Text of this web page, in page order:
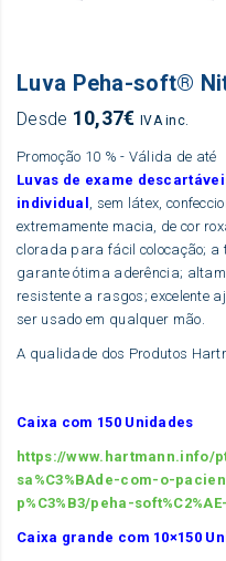
Luva Peha-soft®
Desde 10,37€ IVA inc.
Promoção 10 % - Válida de até
Luvas de exame
individual , sem látex,
extremamente macia, de cor
clorada para fácil colocação; a
garante ótima aderência;
resistente a rasgos; excelente
ser usado em qualquer mão.
A qualidade dos Produtos
Caixa com 150 Unidades
https://www.hartmann.info/
sa%C3%BAde-com-o-
p%C3%B3/peha-
Caixa grande com 10×150